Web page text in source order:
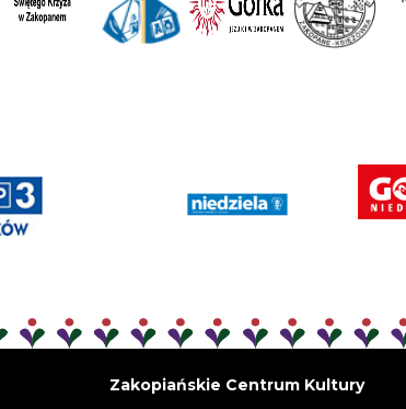
Zakopiańskie Centrum Kultury